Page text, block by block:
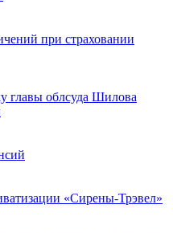
при страховании
главы облсуда Шилова
«Сирены-Трэвел»